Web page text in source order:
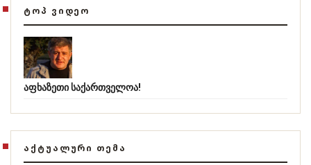
ᲢᲝᲞ ᲕᲘᲓᲔᲝ
აფხაზეთი საქართველოა!
ᲐᲥᲢᲣᲐᲚᲣᲠᲘ ᲗᲔᲛᲐ